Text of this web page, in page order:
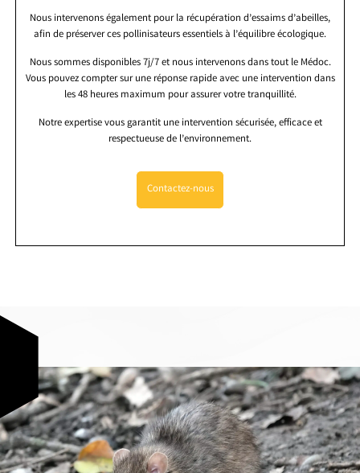
Nous intervenons également pour la récupération d’essaims d’abeilles,
afin de préserver ces pollinisateurs essentiels à l’équilibre écologique.
Nous sommes disponibles 7j/7 et nous intervenons dans tout le Médoc.
Vous pouvez compter sur une réponse rapide avec une intervention dans
les 48 heures maximum pour assurer votre tranquillité.
Notre expertise vous garantit une intervention sécurisée, efficace et
respectueuse de l’environnement.
Contactez-nous